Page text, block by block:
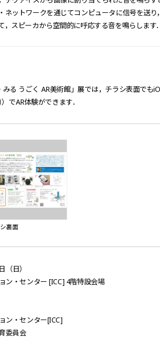
ットワークを通じてコンピュータに信号を送り，
スピーカから空間的に呼応する音を鳴らします．
る うごく AR美術館」展では，チラシ表面でも
でAR体験ができます．
裏面
日）
ン・センター [ICC] 4階特設会場
ン・センター[ICC]
委員会